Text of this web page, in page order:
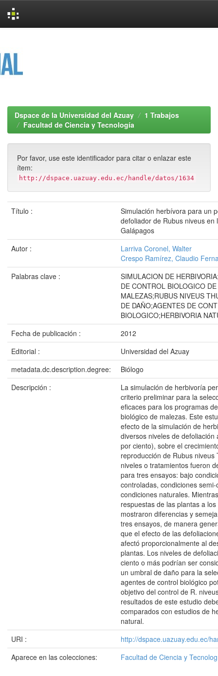
Dspace de la Universidad del Azuay
1 Trabajos
Facultad de Ciencia y Tecnología
Por favor, use este identificador para citar o enlazar este
ítem:
http://dspace.uazuay.edu.ec/handle/datos/1634
Título :
Simulación herbívora para un
defoliador de Rubus niveus en
Galápagos
Autor :
Larriva Coronel, Walter
Crespo Ramírez, Claudio
Palabras clave :
SIMULACION DE
DE CONTROL BIOLOGICO DE
MALEZAS;RUBUS NIVEUS
DE DAÑO;AGENTES DE
BIOLOGICO;HERBIVORIA
Fecha de publicación :
2012
Editorial :
Universidad del Azuay
metadata.dc.description.degree:
Biólogo
Descripción :
La simulación de herbivoría
criterio preliminar para la
eficaces para los programas
biológico de malezas. Este
efecto de la simulación de
diversos niveles de defoliación
por ciento), sobre el
reproducción de Rubus niveus
niveles o tratamientos fueron
para tres ensayos: bajo
controladas, condiciones
condiciones naturales.
respuestas de las plantas a
mostraron diferencias y
tres ensayos, de manera
que el efecto de las
afectó proporcionalmente al
plantas. Los niveles de
ciento o más podrían ser
un umbral de daño para la
agentes de control biológico
objetivo del control de R.
resultados de este estudio
comparados con estudios de
natural.
URI :
http://dspace.uazuay.edu.ec/
Aparece en las colecciones:
Facultad de Ciencia y